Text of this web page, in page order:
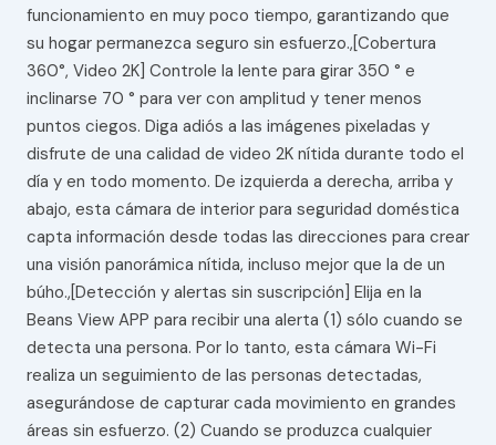
funcionamiento en muy poco tiempo, garantizando que
su hogar permanezca seguro sin esfuerzo.,[Cobertura
360°, Video 2K] Controle la lente para girar 350 ° e
inclinarse 70 ° para ver con amplitud y tener menos
puntos ciegos. Diga adiós a las imágenes pixeladas y
disfrute de una calidad de video 2K nítida durante todo el
día y en todo momento. De izquierda a derecha, arriba y
abajo, esta cámara de interior para seguridad doméstica
capta información desde todas las direcciones para crear
una visión panorámica nítida, incluso mejor que la de un
búho.,[Detección y alertas sin suscripción] Elija en la
Beans View APP para recibir una alerta (1) sólo cuando se
detecta una persona. Por lo tanto, esta cámara Wi-Fi
realiza un seguimiento de las personas detectadas,
asegurándose de capturar cada movimiento en grandes
áreas sin esfuerzo. (2) Cuando se produzca cualquier